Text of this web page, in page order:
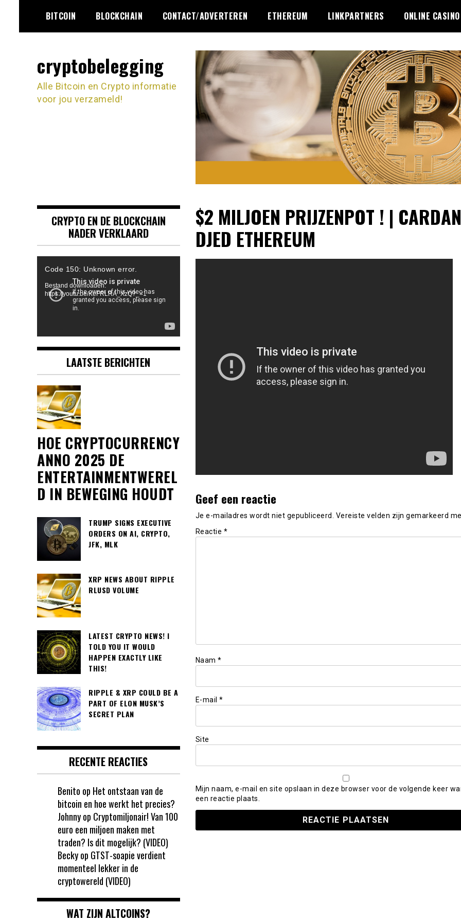
de
BITCOIN BLOCKCHAIN CONTACT/ADVERTEREN ETHEREUM LINKPARTNERS ONLINE CASINO
cryptobelegging
Alle Bitcoin en Crypto informatie
voor jou verzameld!
$2 MILJOEN PRIJZENPOT ! |
DJED ETHEREUM
Geef een reactie
Je e-mailadres wordt niet gepubliceerd. Vereiste velden zijn gemarkeerd
Reactie *
Naam *
E-mail *
Site
Mijn naam, e-mail en site opslaan in deze browser voor de volgende keer
een reactie plaats.
CRYPTO EN DE BLOCKCHAIN
NADER VERKLAARD
Code 150: Unknown error.
Bestand downloaden:
https://youtu.be/KeFRLRA_XzQ?_=1
LAATSTE BERICHTEN
HOE CRYPTOCURRENCY
ANNO 2025 DE
ENTERTAINMENTWEREL
D IN BEWEGING HOUDT
TRUMP SIGNS EXECUTIVE
ORDERS ON AI, CRYPTO,
JFK, MLK
XRP NEWS ABOUT RIPPLE
RLUSD VOLUME
LATEST CRYPTO NEWS! I
TOLD YOU IT WOULD
HAPPEN EXACTLY LIKE
THIS!
RIPPLE & XRP COULD BE A
PART OF ELON MUSK’S
SECRET PLAN
RECENTE REACTIES
Benito op Het ontstaan van de
bitcoin en hoe werkt het precies?
Johnnyop Cryptomiljonair! Van 100
euro een miljoen maken met
traden? Is dit mogelijk? (VIDEO)
Beckyop GTST-soapie verdient
momenteel lekker in de
cryptowereld (VIDEO)
WAT ZIJN ALTCOINS?